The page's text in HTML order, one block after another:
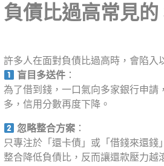
負債比過高常見
許多人在面對負債比過高時，會陷入
盲目多送件 ：
為了借到錢，一口氣向多家銀行申請
多，信用分數再度下降。
忽略整合方案 ：
只專注於「還卡債」或「借錢來還錢
整合降低負債比，反而讓還款壓力越